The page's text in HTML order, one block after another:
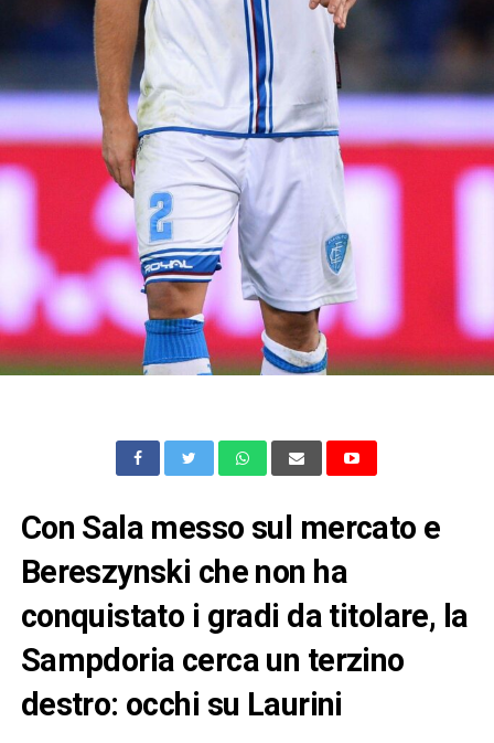
Con Sala messo sul mercato e
Bereszynski che non ha
conquistato i gradi da titolare, la
Sampdoria cerca un terzino
destro: occhi su Laurini